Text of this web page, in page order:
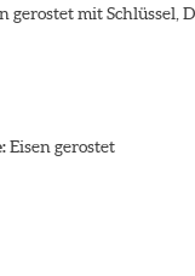
gerostet mit Schlüssel,
Eisen gerostet